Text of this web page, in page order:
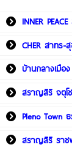
INNER
CHER สาทร-
บ้านกลางเมื
สราญสิริ จตุโ
Pleno Town
สราญสิริ ราช